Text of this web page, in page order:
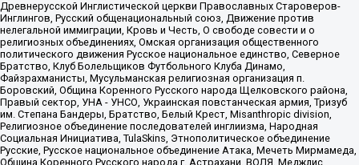
Древнерусской Инглистической церкви Православных Староверов-
Инглингов, Русский общенациональный союз, Движение против
нелегальной иммиграции, Кровь и Честь, О свободе совести и о
религиозных объединениях, Омская организация общественного
политического движения Русское национальное единство, Северное
Братство, Клуб Болельщиков Футбольного Клуба Динамо,
Файзрахманисты, Мусульманская религиозная организация п.
Боровский, Община Коренного Русского народа Щелковского района,
Правый сектор, УНА - УНСО, Украинская повстанческая армия, Тризуб
им. Степана Бандеры, Братство, Белый Крест, Misanthropic division,
Религиозное объединение последователей инглиизма, Народная
Социальная Инициатива, TulaSkins, Этнополитическое объединение
Русские, Русское национальное объединение Атака, Мечеть Мирмамеда,
Община Коренного Русского народа г. Астрахани, ВОЛЯ, Меджлис